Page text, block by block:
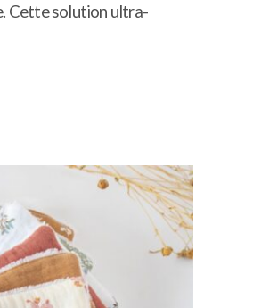
Cette solution ultra-